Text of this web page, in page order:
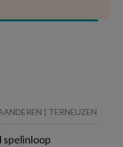
| TERNEUZEN
spelinloop